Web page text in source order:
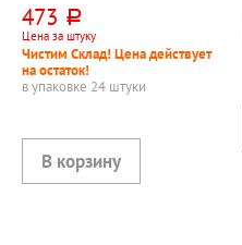
Умничка, поролон,
20см*7см, оранжевая
473 руб.
Цена за штуку
Чистим Склад! Цена действует
на остаток!
в упаковке 24 штуки